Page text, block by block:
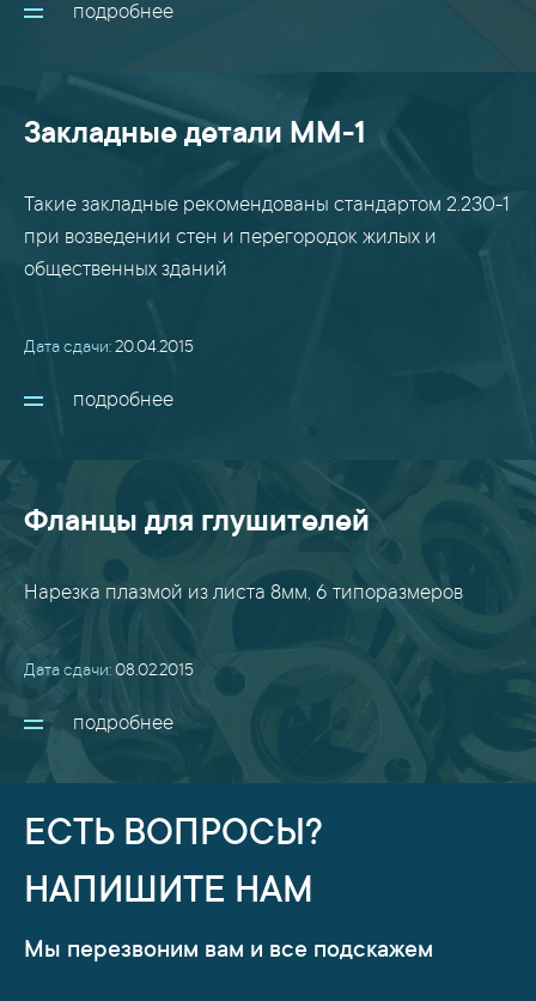
подробнее
Закладные детали ММ-1
Такие закладные рекомендованы стандартом 2.230-1
при возведении стен и перегородок жилых и
общественных зданий
Дата сдачи:20.04.2015
подробнее
Фланцы для глушителей
Нарезка плазмой из листа 8мм, 6 типоразмеров
Дата сдачи:08.02.2015
подробнее
ЕСТЬ ВОПРОСЫ?
НАПИШИТЕ НАМ
Мы перезвоним вам и все подскажем